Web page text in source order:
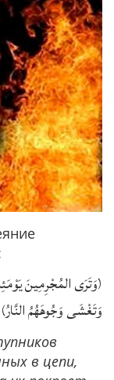
(وَتَرَى المُجْرِمِينَ
وَتَغْشَى وَجُوهَهُمُ النَّارُ)
в цепи,